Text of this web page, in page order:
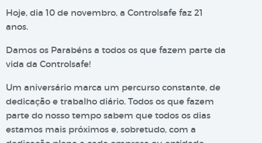
Hoje, dia 10 de novembro, a Controlsafe faz 21
anos.
Damos os Parabéns a todos os que fazem parte da
vida da Controlsafe!
Um aniversário marca um percurso constante, de
dedicação e trabalho diário. Todos os que fazem
parte do nosso tempo sabem que todos os dias
estamos mais próximos e, sobretudo, com a